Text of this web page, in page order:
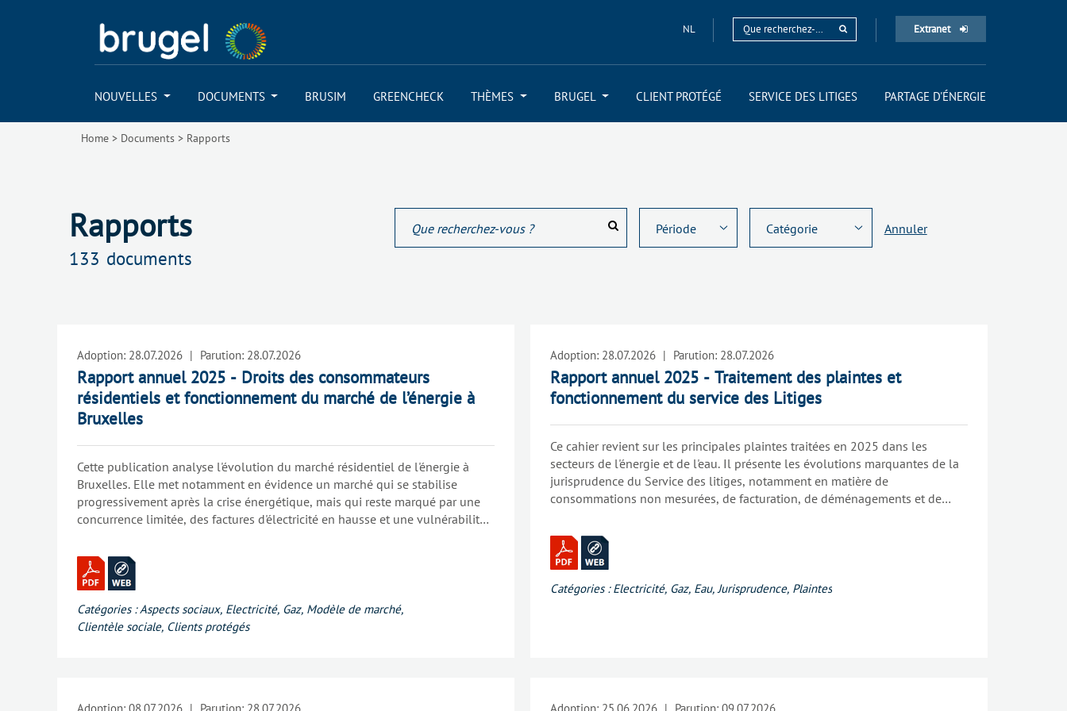
NL Extranet
NOUVELLES DOCUMENTS BRUSIM GREENCHECK THÈMES BRUGEL CLIENT PROTÉGÉ SERVICE DES LITIGES PARTAGE D'ÉNERGIE
Home > Documents > Rapports
Rapports Annuler
133 documents
Adoption: 28.07.2026 | Parution: 28.07.2026
Rapport annuel 2025 - Droits des consommateurs
résidentiels et fonctionnement du marché de l’énergie à
Bruxelles
Cette publication analyse l'évolution du marché résidentiel de l'énergie à
Bruxelles. Elle met notamment en évidence un marché qui se stabilise
progressivement après la crise énergétique, mais qui reste marqué par une
concurrence limitée, des factures d'électricité en hausse et une vulnérabilité
Catégories : Aspects sociaux, Electricité, Gaz, Modèle de marché,
Clientèle sociale, Clients protégés
Adoption: 28.07.2026 | Parution: 28.07.2026
Rapport annuel 2025 - Traitement des plaintes et
fonctionnement du service des Litiges
Ce cahier revient sur les principales plaintes traitées en 2025 dans les
secteurs de l'énergie et de l'eau. Il présente les évolutions marquantes de la
jurisprudence du Service des litiges, notamment en matière de
consommations non mesurées, de facturation, de déménagements et de
Catégories : Electricité, Gaz, Eau, Jurisprudence, Plaintes